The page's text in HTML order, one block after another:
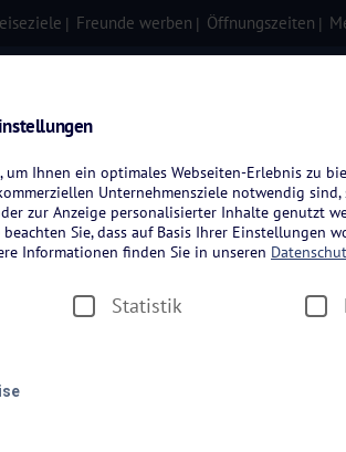
Freunde werben Öffnungszeiten
um Ihnen ein optimales Webseiten-Erlebnis zu
Unternehmensziele notwendig
zur Anzeige personalisierter Inhalte genutzt
Sie, dass auf Basis Ihrer
Informationen finden Sie in unseren
Statistik